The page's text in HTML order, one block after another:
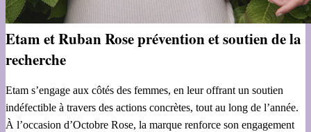
Etam et Ruban Rose prévention et soutien de la
recherche
Etam s’engage aux côtés des femmes, en leur offrant un soutien
indéfectible à travers des actions concrètes, tout au long de l’année.
À l’occasion d’Octobre Rose, la marque renforce son engagement